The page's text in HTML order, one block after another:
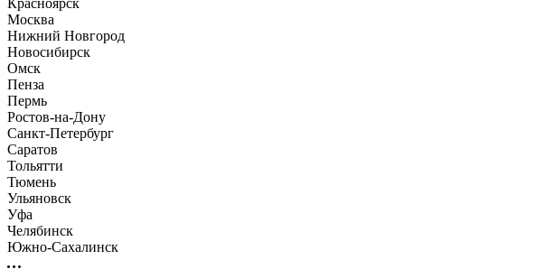
Красноярск
Москва
Нижний Новгород
Новосибирск
Омск
Пенза
Пермь
Ростов-на-Дону
Санкт-Петербург
Саратов
Тольятти
Тюмень
Ульяновск
Уфа
Челябинск
Южно-Сахалинск